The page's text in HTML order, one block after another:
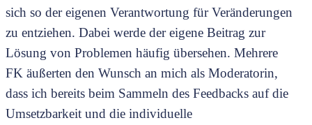
sich so der eigenen Verantwortung für Veränderungen
zu entziehen. Dabei werde der eigene Beitrag zur
Lösung von Problemen häufig übersehen. Mehrere
FK äußerten den Wunsch an mich als Moderatorin,
dass ich bereits beim Sammeln des Feedbacks auf die
Umsetzbarkeit und die individuelle